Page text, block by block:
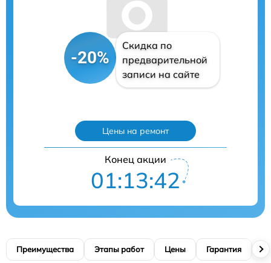
-20%
Скидка по
предварительной
записи на сайте
Цены на ремонт
Конец акции
01:13:41
Преимущества Этапы работ Цены Гарантия